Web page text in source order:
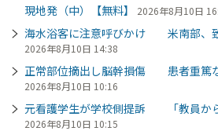
現地発（中）【無料】
2026年8月10日
海水浴客に注意呼びかけ 米南部、
2026年8月10日 14:38
正常部位摘出し脳幹損傷 患者重篤
2026年8月10日 10:16
元看護学生が学校側提訴 「教員から
2026年8月10日 10:15